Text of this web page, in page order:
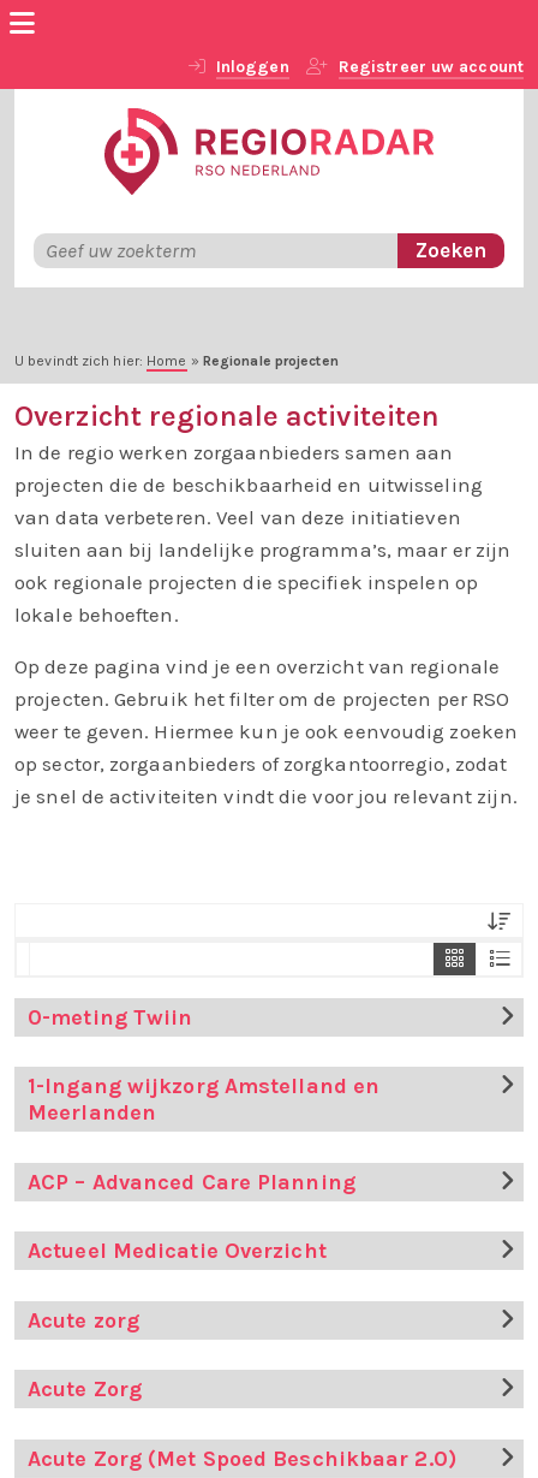
Inloggen Registreer uw account
U bevindt zich hier: Home » Regionale projecten
Overzicht regionale activiteiten
In de regio werken zorgaanbieders samen aan
projecten die de beschikbaarheid en uitwisseling
van data verbeteren. Veel van deze initiatieven
sluiten aan bij landelijke programma’s, maar er zijn
ook regionale projecten die specifiek inspelen op
lokale behoeften.
Op deze pagina vind je een overzicht van regionale
projecten. Gebruik het filter om de projecten per RSO
weer te geven. Hiermee kun je ook eenvoudig zoeken
op sector, zorgaanbieders of zorgkantoorregio, zodat
je snel de activiteiten vindt die voor jou relevant zijn.
Toon 3
0-meting Twiin
1-Ingang wijkzorg Amstelland en
Meerlanden
ACP – Advanced Care Planning
Actueel Medicatie Overzicht
Acute zorg
Acute Zorg
Acute Zorg (Met Spoed Beschikbaar 2.0)